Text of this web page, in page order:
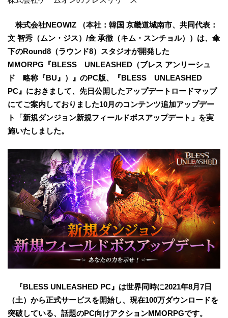
株式会社NEOWIZ （本社：韓国 京畿道城南市、共同代表：
文 智秀（ムン・ジス）/金 承徹（キム・スンチョル））は、傘
下のRound8（ラウンド8）スタジオが開発した
MMORPG『BLESS UNLEASHED（ブレス アンリーシュ
ド 略称『BU』）』のPC版、『BLESS UNLEASHED
PC』におきまして、先日公開したアップデートロードマップ
にてご案内しておりました10月のコンテンツ追加アップデー
ト「新規ダンジョン新規フィールドボスアップデート」を実
施いたしました。
『BLESS UNLEASHED PC 』は世界同時に2021年8月 7 日
（土）から正式サービスを開始し、現在100万ダウンロードを
突破している、話題のPC向けアクションMMORPGです。